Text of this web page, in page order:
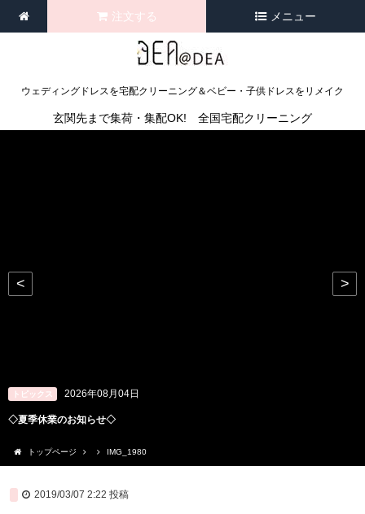
ウェディングドレスを宅配クリーニング＆ベビー・子供ドレスをリメイク
注文する メニュー
玄関先まで集荷・集配OK! 全国宅配クリーニング
トピックス 2026年08月04日
◇夏季休業のお知らせ◇
< >
トップページ IMG_1980
2019/03/07 2:22 投稿